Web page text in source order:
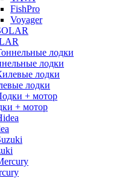
FishPro
Voyager
лодки
лодки
+ мотор